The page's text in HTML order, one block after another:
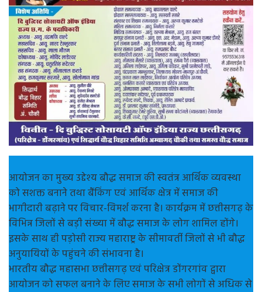
आयोजन का मुख्य उद्देश्य बौद्ध समाज की स्वतंत्र आर्थिक व्यवस्था
को सशक्त बनाने तथा बैंकिंग एवं आर्थिक क्षेत्र में समाज की
भागीदारी बढ़ाने पर विचार-विमर्श करना है। कार्यक्रम में छत्तीसगढ़ के
विभिन्न जिलों से बड़ी संख्या में बौद्ध समाज के लोग शामिल होंगे।
इसके साथ ही पड़ोसी राज्य महाराष्ट्र के सीमावर्ती जिलों से भी बौद्ध
अनुयायियों के पहुंचने की संभावना है।
भारतीय बौद्ध महासभा छत्तीसगढ़ एवं परिक्षेत्र डोंगरगांव द्वारा
आयोजन को सफल बनाने के लिए समाज के सभी लोगों से अधिक से